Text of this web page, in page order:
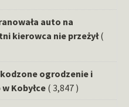
auto na
kierowca nie przeżył (
ogrodzenie i
Kobyłce ( 3,847 )